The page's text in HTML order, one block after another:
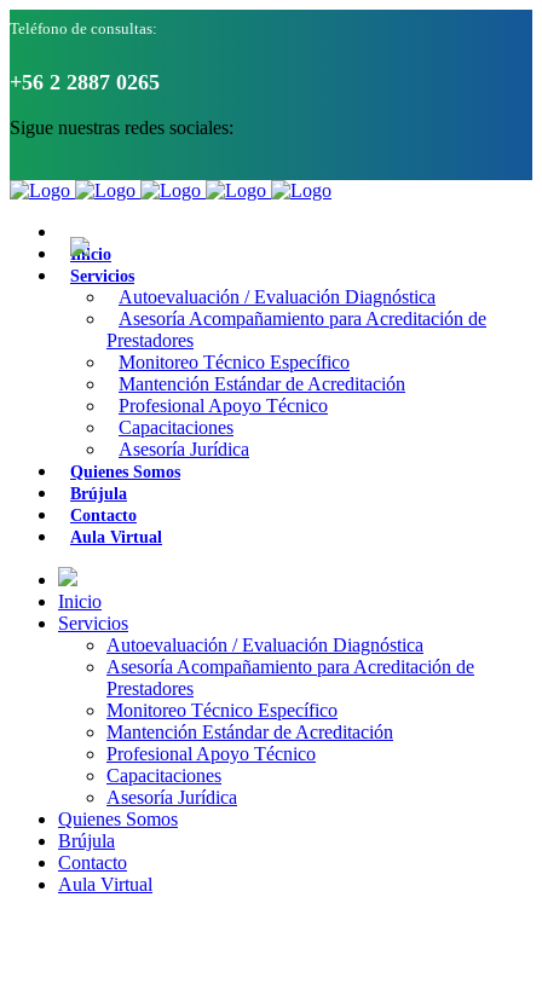
Teléfono de consultas:
+56 2 2887 0265
Sigue nuestras redes sociales:
Inicio
Servicios
Autoevaluación / Evaluación Diagnóstica
Asesoría Acompañamiento para Acreditación de
Prestadores
Monitoreo Técnico Específico
Mantención Estándar de Acreditación
Profesional Apoyo Técnico
Capacitaciones
Asesoría Jurídica
Quienes Somos
Brújula
Contacto
Aula Virtual
Inicio
Servicios
Autoevaluación / Evaluación Diagnóstica
Asesoría Acompañamiento para Acreditación de
Prestadores
Monitoreo Técnico Específico
Mantención Estándar de Acreditación
Profesional Apoyo Técnico
Capacitaciones
Asesoría Jurídica
Quienes Somos
Brújula
Contacto
Aula Virtual